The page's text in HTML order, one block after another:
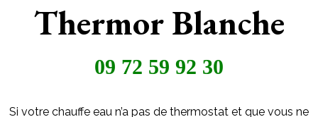
Thermor Blanche
09 72 59 92 30
Si votre chauffe eau n’a pas de thermostat et que vous ne